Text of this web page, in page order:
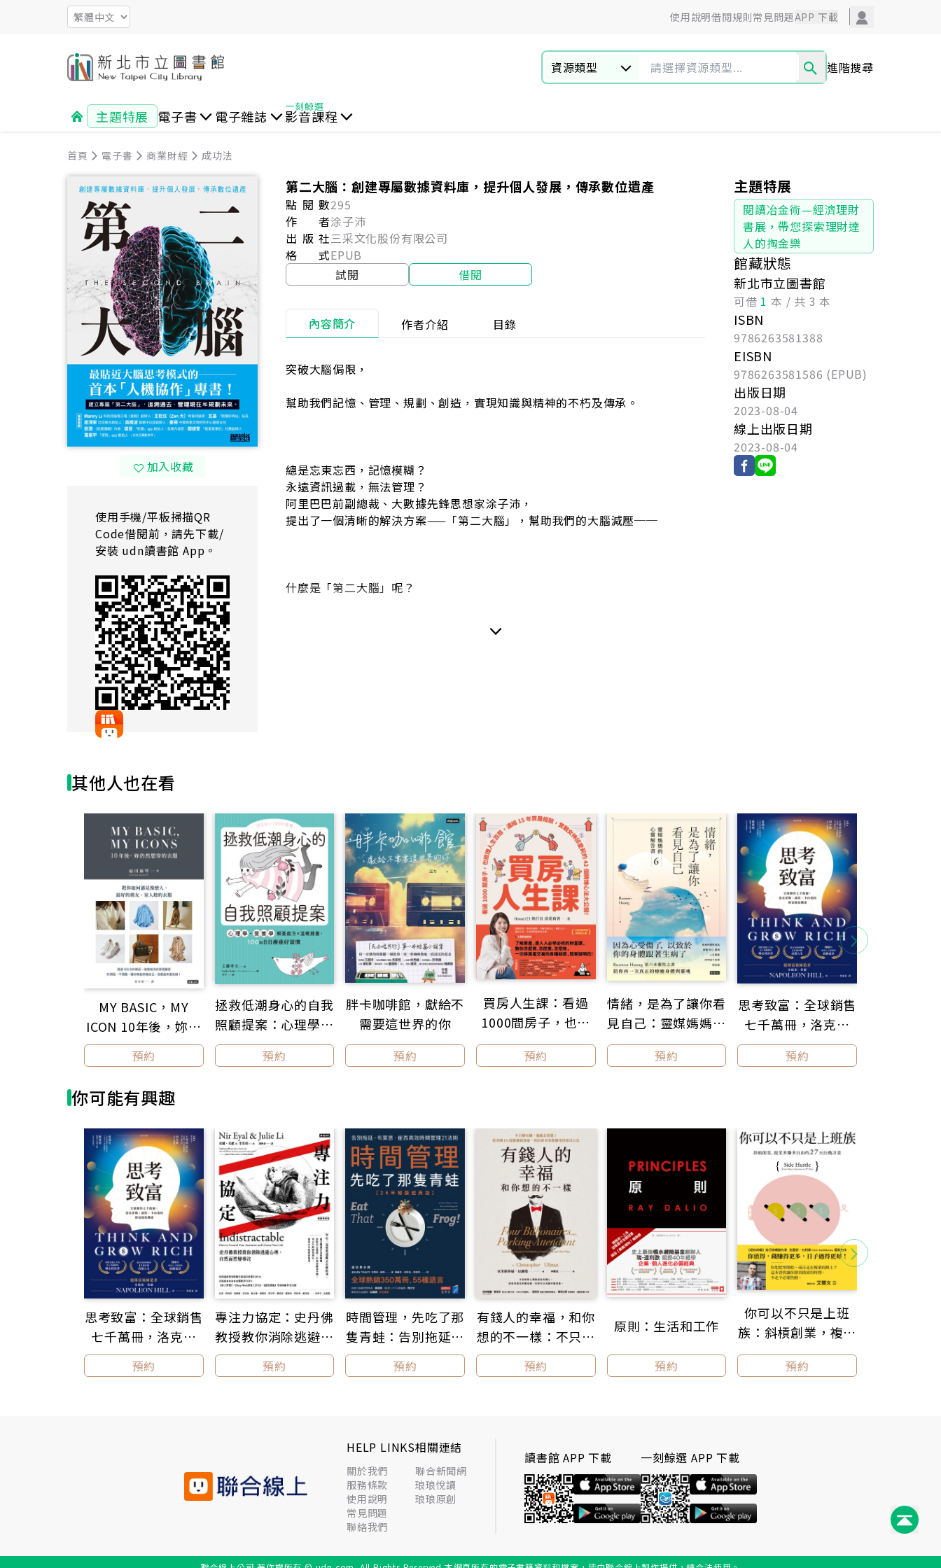
使用說明借閱規則常見問題APP 下載
資源類型 進階搜尋
主題特展 電子書
文學 生活休閒 心靈勵志
外文書
觀光旅遊 親子 教育 兒少 言情 輕小說 醫療保健
電子雜誌
新聞時事 閱讀藝文 時尚風格
影音課程
文史哲 商業管理 休閒生活
首頁 電子書 商業財經 成功法
加入收藏
使用手機/平板掃描QR
Code借閱前，請先下載/
安裝 udn讀書館 App。
第二大腦：創建專屬數據資料庫，提升個人發展，傳承數位遺產
點閱數295
作者涂子沛
出版社三采文化股份有限公司
格式EPUB
試閱
借閱
內容簡介 作者介紹 目錄
突破大腦侷限，
幫助我們記憶、管理、規劃、創造，實現知識與精神的不朽及傳承。
總是忘東忘西，記憶模糊？
永遠資訊過載，無法管理？
阿里巴巴前副總裁、大數據先鋒思想家涂子沛，
提出了一個清晰的解決方案——「第二大腦」，幫助我們的大腦減壓──
什麼是「第二大腦」呢？
大特色：
‧承襲卡片盒筆記術的精神：利用「索引編號」將相關資訊串聯起來成一個知識
體系。
‧仿大腦的神經網路：透過「標籤」和「雙向連結」功能，思考每筆資訊的來源
和去處。
‧多元強大的筆記管理系統：知識紀錄、待辦項目、個人日記、備忘訊息，一網
打盡。
透過這個「第二大腦」可以幫助我們縮短思考時間，做出聰明決策！
透過「第二大腦」，可以幫助我們：
‧清晰管理：實現大量資訊的紀錄和整理，為生物大腦減壓，讓人生更輕鬆、更
高效。
‧量化分析：透過對資訊的比對，可以追溯過去、管理現在和規劃未來。
我們會度過怎樣的一生，
取決於我們一生能獲得什麼樣的訊息以及如何使用它們。
主題特展
閱讀冶金術—經濟理財
書展，帶您探索理財達
人的掏金樂
館藏狀態
新北市立圖書館
可借 1 本 / 共 3 本
ISBN
9786263581388
EISBN
9786263581586 (EPUB)
出版日期
2023-08-04
線上出版日期
2023-08-04
其他人也在看
MY BASIC，MY
ICON 10年後，妳仍
然想穿的衣服
預約
拯救低潮身心的自我
照顧提案：心理學・
營養學解憂處方×溫
暖插畫，100則日日
預約
胖卡咖啡館，獻給不
需要這世界的你
預約
買房人生課：看過
1000間房子，也梳
理人生百態，濃縮
15年買屋經驗，實
預約
情緒，是為了讓你看
見自己：靈媒媽媽的
心靈解答書6
預約
思考致富：全球銷售
七千萬冊，洛克菲
勒、福特、卡內基的
財富締造機密
預約
你可能有興趣
思考致富：全球銷售
七千萬冊，洛克菲
勒、福特、卡內基的
財富締造機密
預約
專注力協定：史丹佛
教授教你消除逃避心
理，自然而然變專注
【暢銷新裝版】
預約
時間管理，先吃了那
隻青蛙：告別拖延，
布萊恩．崔西高效時
間管理21法則
預約
有錢人的幸福，和你
想的不一樣：不只變
有錢，還能長智慧！
從美國1%頂層億萬
預約
原則：生活和工作
預約
你可以不只是上班
族：斜槓創業，複業
多賺多自由的27天
行動計畫
預約
HELP LINKS
關於我們
服務條款
使用說明
常見問題
聯絡我們
相關連結
聯合新聞網
琅琅悅讀
琅琅原創
讀書館 APP 下載 一刻鯨選 APP 下載